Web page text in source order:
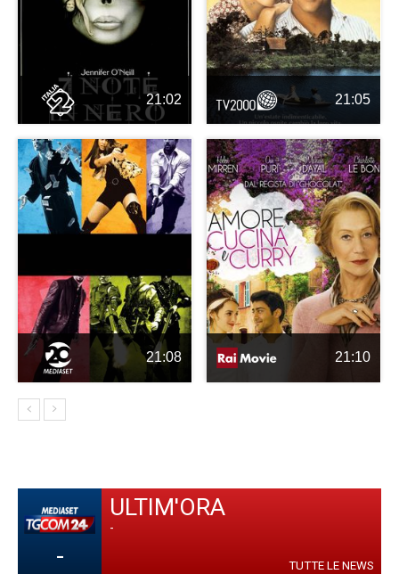
21:02 21:05
21:08 21:10
-
ULTIM'ORA
-
TUTTE LE NEWS